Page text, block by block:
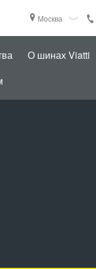
Москва
О шинах Viatti